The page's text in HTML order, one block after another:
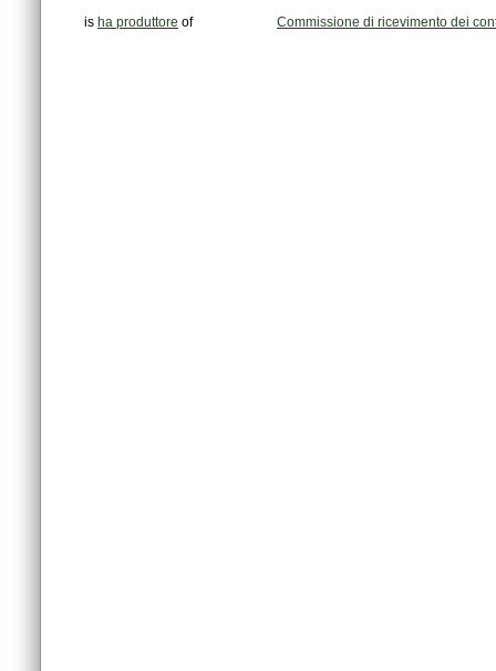
is ha produttore of Commissione di ricevimento dei